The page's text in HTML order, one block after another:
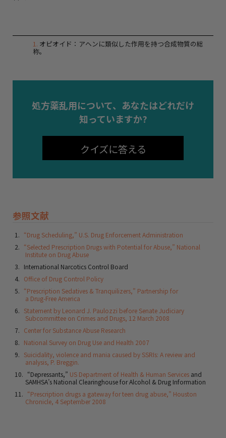
1. オピオイド：アヘンに類似した作用を持つ合成物質の総
称。
処方薬乱用について、あなたはどれだけ
知っていますか?
クイズに答える
参照文献
“Drug Scheduling,” U.S. Drug Enforcement Administration
“Selected Prescription Drugs with Potential for Abuse,” National
Institute on Drug Abuse
International Narcotics Control Board
Office of Drug Control Policy
“Prescription Sedatives & Tranquilizers,” Partnership for
a Drug-Free America
Statement by Leonard J. Paulozzi before Senate Judiciary
Subcommittee on Crimes and Drugs, 12 March 2008
Center for Substance Abuse Research
National Survey on Drug Use and Health 2007
Suicidality, violence and mania caused by SSRIs: A review and
analysis, P. Breggin.
“Depressants,” US Department of Health & Human Services and
SAMHSA’s National Clearinghouse for Alcohol & Drug Information
“Prescription drugs a gateway for teen drug abuse,” Houston
Chronicle, 4 September 2008